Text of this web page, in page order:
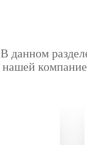
В данном
нашей